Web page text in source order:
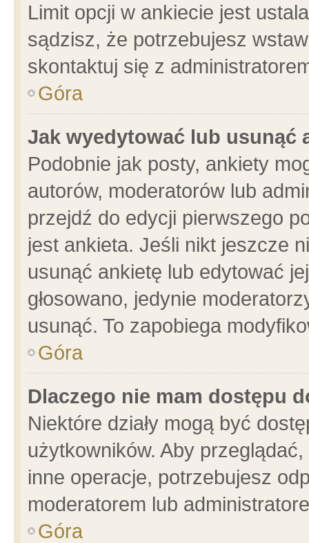
Limit opcji w ankiecie jest
sądzisz, że potrzebujesz
skontaktuj się z
Góra
Jak wyedytować lub usunąć
Podobnie jak posty, ankiety
autorów, moderatorów lub
przejdź do edycji pierwszego
jest ankieta. Jeśli nikt jeszcze
usunąć ankietę lub edytować
głosowano, jedynie
usunąć. To zapobiega
Góra
Dlaczego nie mam dostępu
Niektóre działy mogą być
użytkowników. Aby
inne operacje, potrzebujesz
moderatorem lub
Góra